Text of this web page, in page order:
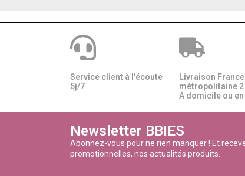
Service client à l'écoute
5j/7
Livraison France
métropolitaine 2
A domicile ou
Newsletter BBIES
Abonnez-vous pour ne rien manquer ! Et
promotionnelles, nos actualités produits.